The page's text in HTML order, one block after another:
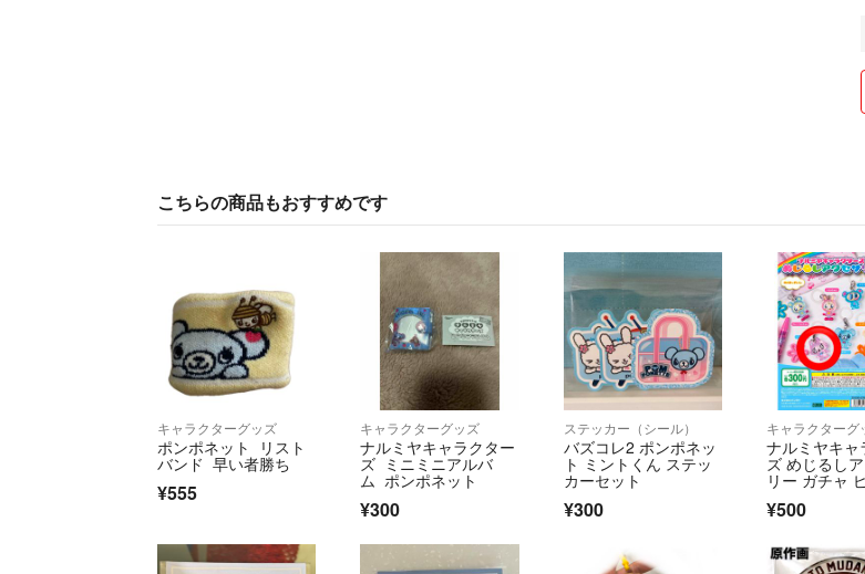
こちらの商品もおすすめです
キャラクターグッズ
ポンポネット リスト
バンド 早い者勝ち
¥555
キャラクターグッズ
ナルミヤキャラクター
ズ ミニミニアルバ
ム ポンポネット
¥300
ステッカー（シール）
バズコレ2 ポンポネッ
ト ミントくん ステッ
カーセット
¥300
キャラクターグ
ナルミヤキャ
ズ めじるし
リー ガチャ
¥500